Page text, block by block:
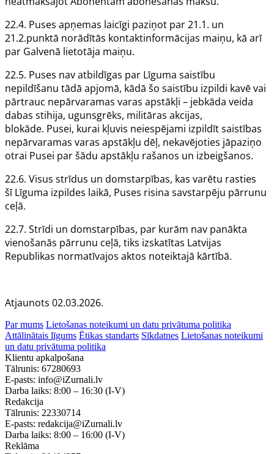
22.4. Puses apņemas laicīgi paziņot par 21.1. un
21.2.punktā norādītās kontaktinformācijas maiņu, kā arī
par Galvenā lietotāja maiņu.
22.5. Puses nav atbildīgas par Līguma saistību
nepildīšanu tādā apjomā, kādā šo saistību izpildi kavē vai
pārtrauc nepārvaramas varas apstākļi – jebkāda veida
dabas stihija, ugunsgrēks, militāras akcijas,
blokāde. Pusei, kurai kļuvis neiespējami izpildīt saistības
nepārvaramas varas apstākļu dēļ, nekavējoties jāpaziņo
otrai Pusei par šādu apstākļu rašanos un izbeigšanos.
22.6. Visus strīdus un domstarpības, kas varētu rasties
šīLīguma izpildes laikā, Puses risina savstarpēju pārrunu
ceļā.
22.7. Strīdi un domstarpības, par kurām nav panākta
vienošanās pārrunu ceļā, tiks izskatītas Latvijas
Republikas normatīvajos aktos noteiktajā kārtībā.
Atjaunots 02.03.2026.
Par mums Lietošanas noteikumi un datu privātuma politika
Attālinātais līgums Ētikas standarts Sīkdatnes Lietošanas noteikumi
un datu privātuma politika
Klientu apkalpošana
Tālrunis: 67280693
E-pasts: info@iZurnali.lv
Darba laiks: 8:00 – 16:30 (I-V)
Redakcija
Tālrunis: 22330714
E-pasts: redakcija@iZurnali.lv
Darba laiks: 8:00 – 16:00 (I-V)
Reklāma